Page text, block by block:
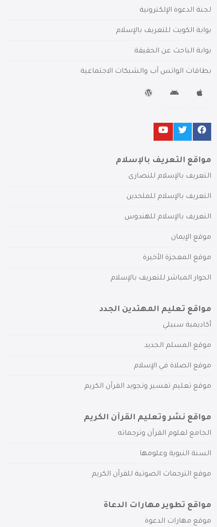
لجنة الدعوة الإلكترونية
بوابة الكويت للتعريف بالإسلام
بوابة الباحث عن الحقيقة
بطاقات الواتس آب والشبكات الاجتماعية
مواقع التعريف بالإسلام
التعريف بالإسلام للنصارى
التعريف بالإسلام للملحدين
التعريف بالإسلام للهندوس
موقع الإيمان
موقع المعجزة الأخيرة
الحوار المباشر للتعريف بالإسلام
مواقع تعليم المهتدين الجدد
أكاديمية سبيلي
موقع المسلم الجديد
موقع الصلاة في الإسلام
موقع تعليم تفسير وتجويد القرآن الكريم
مواقع نشر وتعليم القرآن الكريم
الجامع لعلوم القرآن وترجماته
السنة النبوية وعلومها
موقع الترجمات الصوتية للقرآن الكريم
مواقع تطوير مهارات الدعاة
موقع مهارات الدعوة